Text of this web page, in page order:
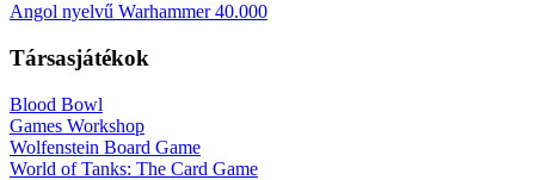
Angol nyelvű Warhammer 40.000
Társasjátékok
Blood Bowl
Games Workshop
Wolfenstein Board Game
World of Tanks: The Card Game